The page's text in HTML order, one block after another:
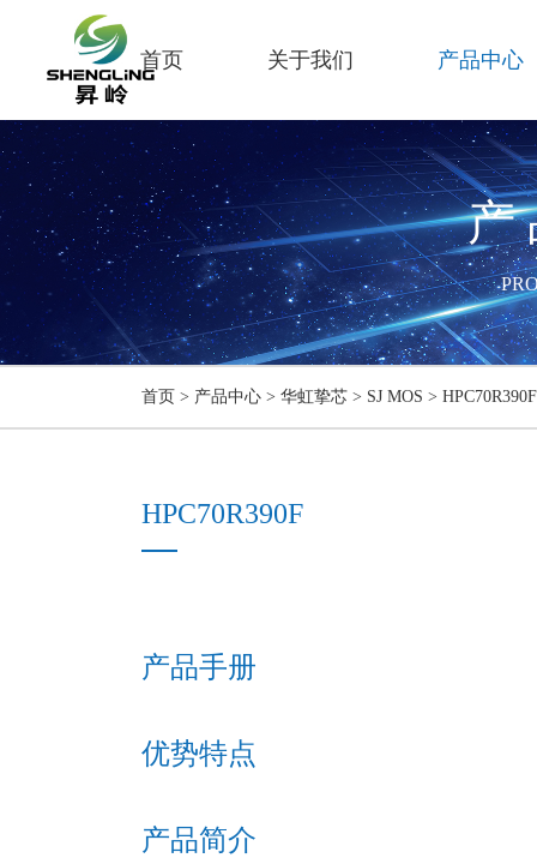
首页 关于我们 产品中心
首页 > 产品中心> 华虹挚芯> SJ MOS > HPC70R390F
HPC70R390F
产品手册
优势特点
产品简介